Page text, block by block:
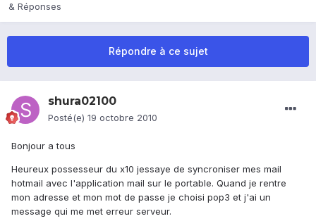
& Réponses
Répondre à ce sujet
shura02100
Posté(e) 19 octobre 2010
Bonjour a tous
Heureux possesseur du x10 jessaye de syncroniser mes mail
hotmail avec l'application mail sur le portable. Quand je rentre
mon adresse et mon mot de passe je choisi pop3 et j'ai un
message qui me met erreur serveur.